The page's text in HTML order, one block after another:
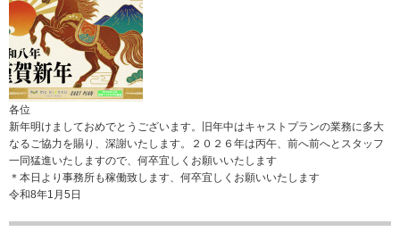
各位
新年明けましておめでとうございます。旧年中はキャストプランの業務に多大
なるご協力を賜り、深謝いたします。２０２６年は丙午、前へ前へとスタッフ
一同猛進いたしますので、何卒宜しくお願いいたします
＊本日より事務所も稼働致します、何卒宜しくお願いいたします
令和8年1月5日